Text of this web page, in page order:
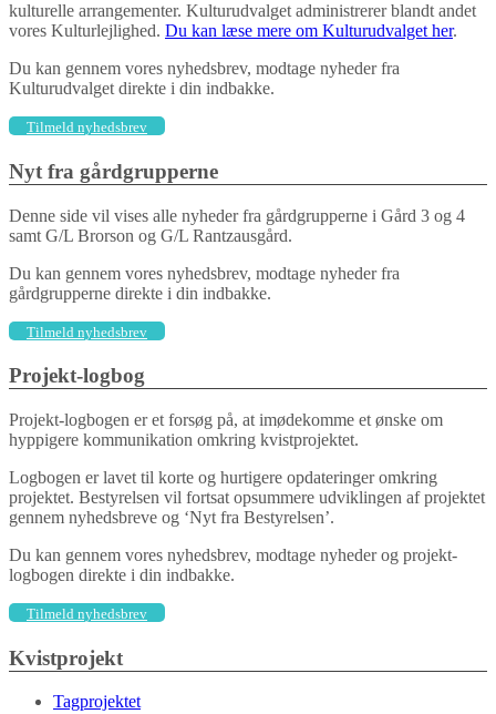
kulturelle arrangementer. Kulturudvalget administrerer blandt andet
vores Kulturlejlighed. Du kan læse mere om Kulturudvalget her.
Du kan gennem vores nyhedsbrev, modtage nyheder fra
Kulturudvalget direkte i din indbakke.
Tilmeld nyhedsbrev
Nyt fra gårdgrupperne
Denne side vil vises alle nyheder fra gårdgrupperne i Gård 3 og 4
samt G/L Brorson og G/L Rantzausgård.
Du kan gennem vores nyhedsbrev, modtage nyheder fra
gårdgrupperne direkte i din indbakke.
Tilmeld nyhedsbrev
Projekt-logbog
Projekt-logbogen er et forsøg på, at imødekomme et ønske om
hyppigere kommunikation omkring kvistprojektet.
Logbogen er lavet til korte og hurtigere opdateringer omkring
projektet. Bestyrelsen vil fortsat opsummere udviklingen af projektet
gennem nyhedsbreve og ‘Nyt fra Bestyrelsen’.
Du kan gennem vores nyhedsbrev, modtage nyheder og projekt-
logbogen direkte i din indbakke.
Tilmeld nyhedsbrev
Kvistprojekt
Tagprojektet